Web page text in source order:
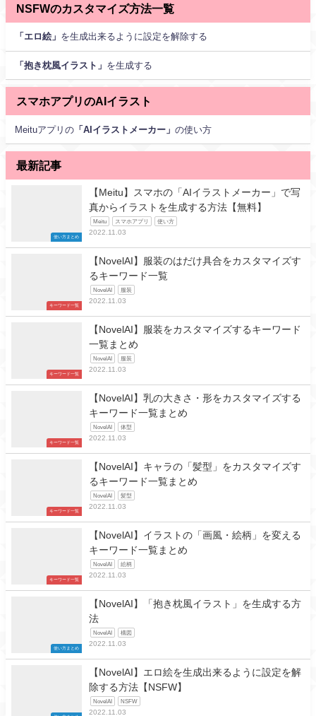
NSFWのカスタマイズ方法一覧
「エロ絵」 を生成出来るように設定を解除する
「抱き枕風イラスト」 を生成する
スマホアプリのAIイラスト
Meituアプリの「AIイラストメーカー」 の使い方
最新記事
使い方まとめ
【Meitu】スマホの「AIイラストメーカー」で写
真からイラストを生成する方法【無料】
Meitu スマホアプリ 使い方
2022.11.03
キーワード一覧
【NovelAI】服装のはだけ具合をカスタマイズす
るキーワード一覧
NovelAI 服装
2022.11.03
キーワード一覧
【NovelAI】服装をカスタマイズするキーワード
一覧まとめ
NovelAI 服装
2022.11.03
キーワード一覧
【NovelAI】乳の大きさ・形をカスタマイズする
キーワード一覧まとめ
NovelAI 体型
2022.11.03
キーワード一覧
【NovelAI】キャラの「髪型」をカスタマイズす
るキーワード一覧まとめ
NovelAI 髪型
2022.11.03
キーワード一覧
【NovelAI】イラストの「画風・絵柄」を変える
キーワード一覧まとめ
NovelAI 絵柄
2022.11.03
使い方まとめ
【NovelAI】「抱き枕風イラスト」を生成する方
法
NovelAI 構図
2022.11.03
【NovelAI】エロ絵を生成出来るように設定を解
除する方法【NSFW】
NovelAI NSFW
2022.11.03